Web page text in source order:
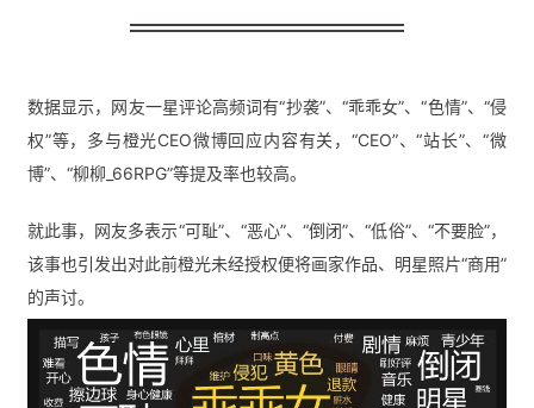
数据显示，网友一星评论高频词有“抄袭”、“乖乖女”、“色情”、“侵
权”等，多与橙光CEO微博回应内容有关，“CEO”、“站长”、“微
博”、“柳柳_66RPG”等提及率也较高。
就此事，网友多表示“可耻”、“恶心”、“倒闭”、“低俗”、“不要脸”，
该事也引发出对此前橙光未经授权便将画家作品、明星照片“商用”
的声讨。